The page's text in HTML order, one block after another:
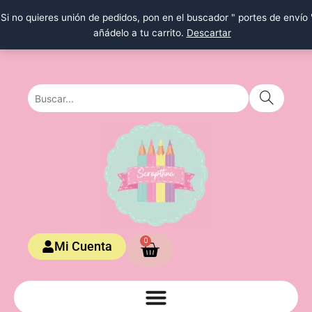
Si no quieres unión de pedidos, pon en el buscador " portes de envío
añádelo a tu carrito. Descartar
al
Mi Cuenta 0
Carrito